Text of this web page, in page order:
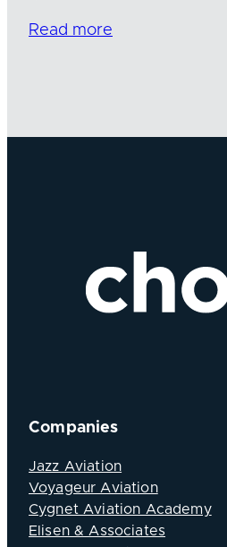
Read more
Companies
Jazz Aviation
Voyageur Aviation
Cygnet Aviation Academy
Elisen & Associates